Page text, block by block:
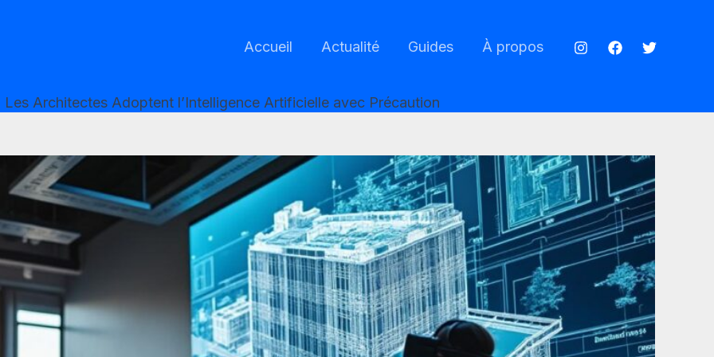
Accueil Actualité Guides À propos
Architectes Adoptent l’Intelligence Artificielle avec Précaution